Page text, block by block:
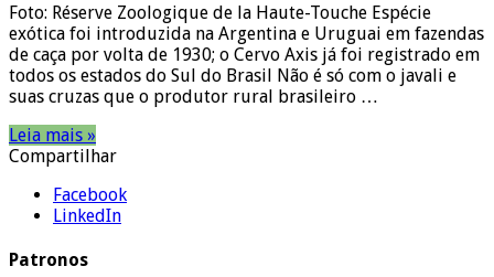
Foto: Réserve Zoologique de la Haute-Touche Espécie
exótica foi introduzida na Argentina e Uruguai em fazendas
de caça por volta de 1930; o Cervo Axis já foi registrado em
todos os estados do Sul do Brasil Não é só com o javali e
suas cruzas que o produtor rural brasileiro …
Leia mais »
Compartilhar
Facebook
LinkedIn
Patronos